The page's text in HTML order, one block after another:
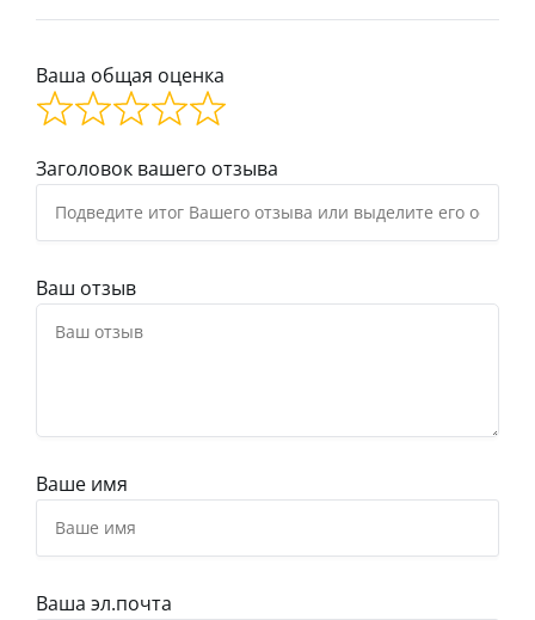
Ваша общая оценка
Заголовок вашего отзыва
Ваш отзыв
Ваше имя
Ваша эл.почта